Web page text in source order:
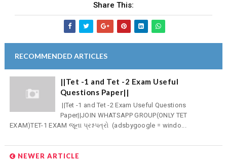
Share This:
RECOMMENDED ARTICLES
||Tet -1 and Tet -2 Exam Useful
Questions Paper||
||Tet -1 and Tet -2 Exam Useful Questions
Paper||JOIN WHATSAPP GROUP(ONLY TET
EXAM)TET-1 EXAM જૂના પ્રશ્નપત્રો (adsbygoogle = windo...
NEWER ARTICLE